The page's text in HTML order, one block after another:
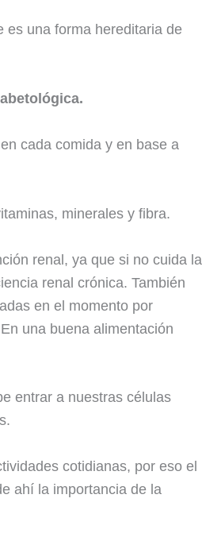
es una forma hereditaria de
cada comida y en base a
minerales y fibra.
renal, ya que si no cuida la
renal crónica. También
en el momento por
una buena alimentación
entrar a nuestras células
cotidianas, por eso el
ahí la importancia de la